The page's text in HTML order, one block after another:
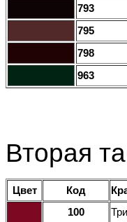
793
795
798
963
Вторая
Цвет Код
100